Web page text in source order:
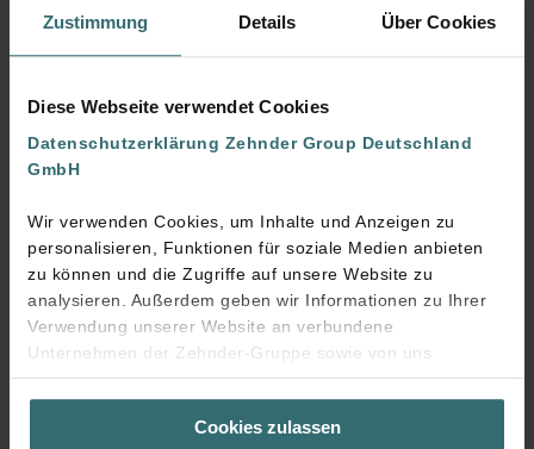
Zustimmung Details Über Cookies
Diese Webseite verwendet Cookies
Datenschutzerklärung Zehnder Group Deutschland
GmbH
Wir verwenden Cookies, um Inhalte und Anzeigen zu
personalisieren, Funktionen für soziale Medien anbieten
zu können und die Zugriffe auf unsere Website zu
analysieren. Außerdem geben wir Informationen zu Ihrer
Verwendung unserer Website an verbundene
Unternehmen der Zehnder-Gruppe sowie von uns
beauftragte Dienstleister zum Zweck der Werbung und
Analysen weiter. Unsere Dienstleister führen diese
Informationen möglicherweise mit weiteren Daten
Cookies zulassen
Mehr erfahren
Kontakt
Dienstleistungen oder Zehnder allgemein? Wir helfen
Ihnen gerne weiter.
Mehr erfahren